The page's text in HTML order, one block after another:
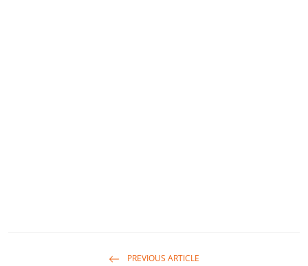
PREVIOUS ARTICLE